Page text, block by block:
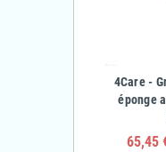
4Care -
éponge
65,45